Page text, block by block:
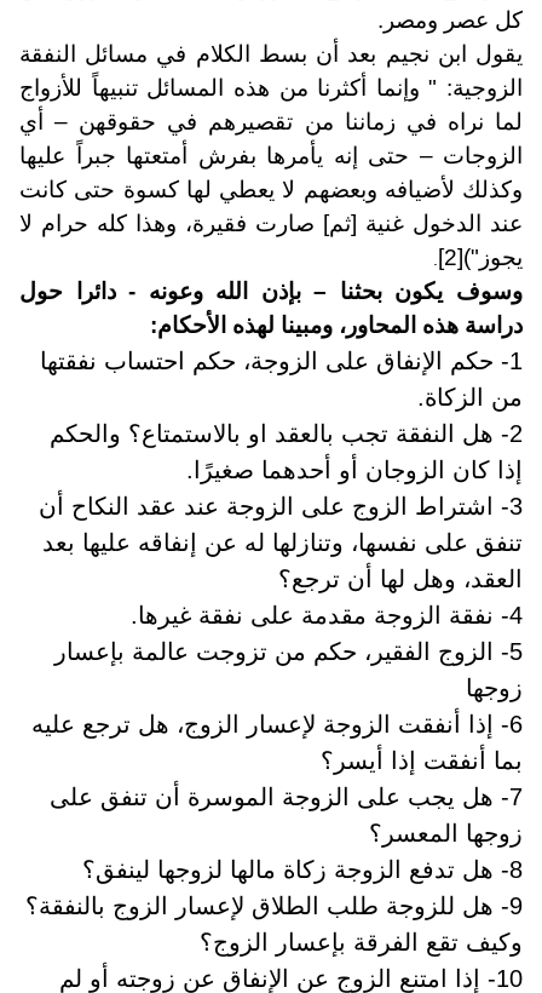
كل عصر ومصر.
يقول ابن نجيم بعد أن بسط الكلام في مسائل النفقة
الزوجية: " وإنما أكثرنا من هذه المسائل تنبيهاً للأزواج
لما نراه في زماننا من تقصيرهم في حقوقهن – أي
الزوجات – حتى إنه يأمرها بفرش أمتعتها جبراً عليها
وكذلك لأضيافه وبعضهم لا يعطي لها كسوة حتى كانت
عند الدخول غنية [ثم] صارت فقيرة، وهذا كله حرام لا
يجوز")[2]
وسوف يكون بحثنا – بإذن الله وعونه - دائرا حول
دراسة هذه المحاور، ومبينا لهذه الأحكام:
1- حكم الإنفاق على الزوجة، حكم احتساب نفقتها
من الزكاة.
2- هل النفقة تجب بالعقد او بالاستمتاع؟ والحكم
إذا كان الزوجان أو أحدهما صغيرًا.
3- اشتراط الزوج على الزوجة عند عقد النكاح أن
تنفق على نفسها، وتنازلها له عن إنفاقه عليها بعد
العقد، وهل لها أن ترجع؟
4- نفقة الزوجة مقدمة على نفقة غيرها.
5- الزوج الفقير، حكم من تزوجت عالمة بإعسار
زوجها
6- إذا أنفقت الزوجة لإعسار الزوج، هل ترجع عليه
بما أنفقت إذا أيسر؟
7- هل يجب على الزوجة الموسرة أن تنفق على
زوجها المعسر؟
8- هل تدفع الزوجة زكاة مالها لزوجها لينفق؟
9- هل للزوجة طلب الطلاق لإعسار الزوج بالنفقة؟
وكيف تقع الفرقة بإعسار الزوج؟
10- إذا امتنع الزوج عن الإنفاق عن زوجته أو لم